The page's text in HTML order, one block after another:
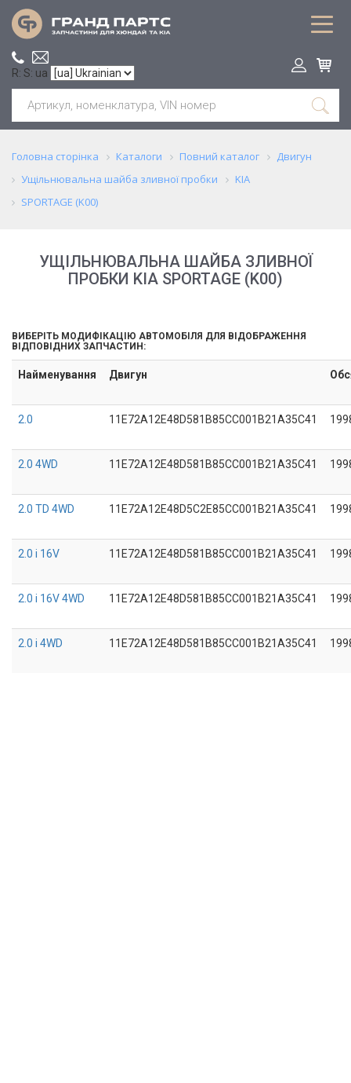
R: S: ua
Головна сторінка Каталоги Повний каталог
Двигун
Ущільнювальна шайба зливної пробки
KIA
SPORTAGE (K00)
УЩІЛЬНЮВАЛЬНА ШАЙБА ЗЛИВНОЇ
ПРОБКИ KIA SPORTAGE (K00)
ВИБЕРІТЬ МОДИФІКАЦІЮ АВТОМОБІЛЯ ДЛЯ ВІДОБРАЖЕННЯ
ВІДПОВІДНИХ ЗАПЧАСТИН:
Найменування Двигун
2.0 11E72A12E48D581B85CC001B21A35C41
2.0 4WD 11E72A12E48D581B85CC001B21A35C41
2.0 TD 4WD 11E72A12E48D5C2E85CC001B21A35C41
2.0 i 16V 11E72A12E48D581B85CC001B21A35C41
2.0 i 16V 4WD 11E72A12E48D581B85CC001B21A35C41
2.0 i 4WD 11E72A12E48D581B85CC001B21A35C41